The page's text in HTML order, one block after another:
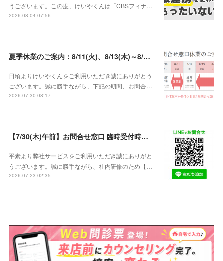
うございます。この度、けいやくんは「CBSフィナ…
2026.08.04 07:56
夏季休業のご案内：8/11(火)、8/13(木)～8/16(日)【8/10、8/12は通常営業】
日頃よりけいやくんをご利用いただき誠にありがとう
ございます。誠に勝手ながら、下記の期間、お問合…
2026.07.30 08:17
【7/30(木)午前】お問合せ窓口 臨時受付時間変更のご案内【午前の受付9：30～10:59】
平素より弊社サービスをご利用いただき誠にありがと
うございます。誠に勝手ながら、社内研修のため【…
2026.07.23 02:35